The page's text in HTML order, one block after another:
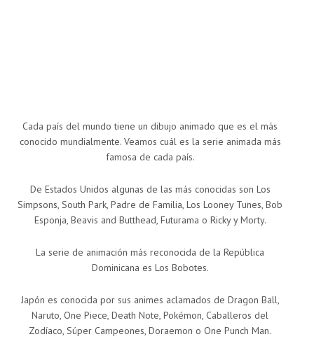
Cada país del mundo tiene un dibujo animado que es el más
conocido mundialmente. Veamos cuál es la serie animada más
famosa de cada país.
De Estados Unidos algunas de las más conocidas son Los
Simpsons, South Park, Padre de Familia, Los Looney Tunes, Bob
Esponja, Beavis and Butthead, Futurama o Ricky y Morty.
La serie de animación más reconocida de la República
Dominicana es Los Bobotes.
Japón es conocida por sus animes aclamados de Dragon Ball,
Naruto, One Piece, Death Note, Pokémon, Caballeros del
Zodíaco, Súper Campeones, Doraemon o One Punch Man.